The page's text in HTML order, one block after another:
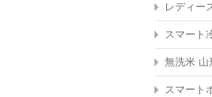
レディー
スマート
無洗米 山
スマート